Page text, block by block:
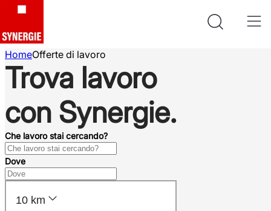
HomeOfferte di lavoro
Trova lavoro
con Synergie.
Che lavoro stai cercando?
Dove
10 km